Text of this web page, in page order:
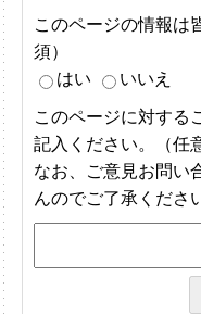
このページの情報は
須）
はい
いいえ
このページに対する
記入ください。（任
なお、ご意見お問い
んのでご了承くださ